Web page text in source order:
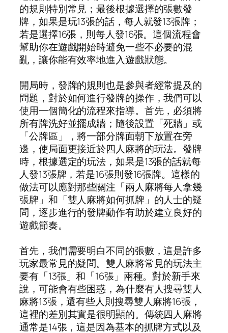
的規則特別常見；最後根據選擇的張數發
牌，如果是玩13張的話，每人就發13張牌；
若是選擇16張，則每人發16張。這個流程會
幫助你在遊戲開始時避免一些不必要的混
亂，讓你能有效率地進入遊戲狀態。
開局時，發牌的規則也是參與者經常提及的
問題，對於如何進行發牌的操作，我們可以
使用一個簡化的流程來指導。首先，必須將
所有牌洗好並擺成牆；隨後設置「死牆」或
「公牌區」，將一部分牌面朝下放置在旁
邊，使局面更接近於四人麻將的玩法。發牌
時，根據選定的玩法，如果是13張的話就每
人發13張牌，若是16張則發16張牌。這樣的
做法可以應對那些關注「兩人麻將每人拿幾
張牌」和「雙人麻將如何抓牌」的人士的疑
問，逐步進行的發牌動作有助於建立良好的
遊戲節奏。
首先，我們需要明白不同的張數，這是許多
玩家最常見的疑問。雙人麻將常見的玩法主
要有「13張」和「16張」兩種。對於新手來
說，可能會有些困惑，為什麼有人搜尋雙人
麻將13張，還有些人則搜尋雙人麻將16張，
這裡的差別其實是很明顯的。傳統四人麻將
通常是14張，這是因為基本的抓牌方式以及